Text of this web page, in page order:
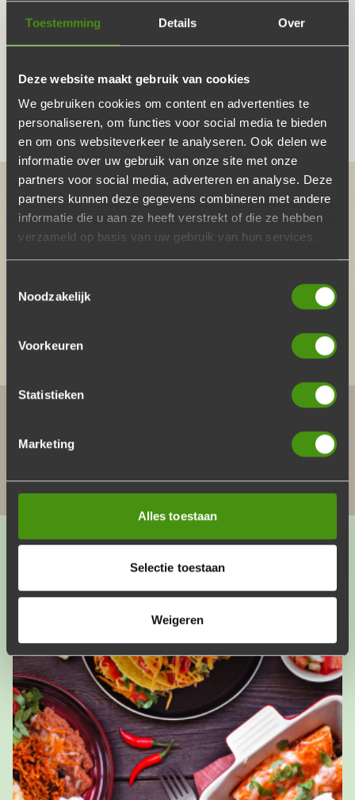
Toestemming Details Over
Deze website maakt gebruik van cookies
We gebruiken cookies om content en advertenties te
personaliseren, om functies voor social media te bieden
en om ons websiteverkeer te analyseren. Ook delen we
informatie over uw gebruik van onze site met onze
partners voor social media, adverteren en analyse. Deze
partners kunnen deze gegevens combineren met andere
informatie die u aan ze heeft verstrekt of die ze hebben
verzameld op basis van uw gebruik van hun services.
Noodzakelijk
Voorkeuren
Statistieken
Marketing
Alles toestaan
Selectie toestaan
Weigeren
Gratis levering
Geen afwas, dat doen wij!
COMPLEET BUFFET BIJ JOUW THEMAFEEST
De beste versproducten van slager en visboer
Verse salades en warme stokbroden
Inclusief opwarmschalen, borden en bestek
Géén afwas
MEER INTERESSANTE BLOGS